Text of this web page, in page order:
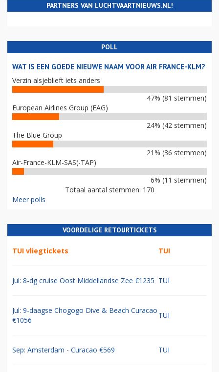
PARTNERS VAN LUCHTVAARTNIEUWS.NL!
POLL
WAT IS EEN GOEDE NIEUWE NAAM VOOR AIR FRANCE-KLM?
Verzin alsjeblieft iets anders
47% (81 stemmen)
European Airlines Group (EAG)
24% (42 stemmen)
The Blue Group
21% (36 stemmen)
Air-France-KLM-SAS(-TAP)
6% (11 stemmen)
Totaal aantal stemmen: 170
Meer polls
VOORDELIGE RETOURTICKETS
TUI vliegtickets TUI
Jul: 8-dg cruise Oost Middellandse Zee €1235 TUI
Jul: 9-daagse Chogogo Dive & Beach Curacao
€1056
TUI
Sep: Amsterdam - Curacao €569 TUI